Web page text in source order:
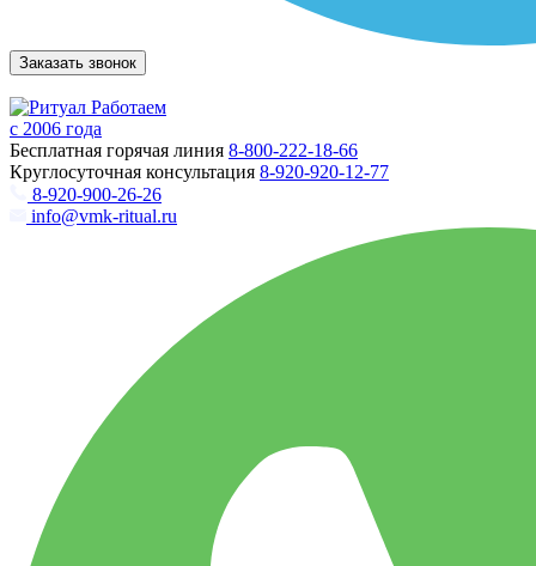
Заказать звонок
Работаем
с 2006 года
Бесплатная горячая линия 8-800-222-18-66
Круглосуточная консультация 8-920-920-12-77
8-920-900-26-26
info@vmk-ritual.ru